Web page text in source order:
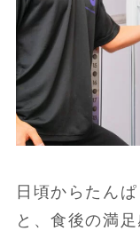
日頃からたん
と、食後の満